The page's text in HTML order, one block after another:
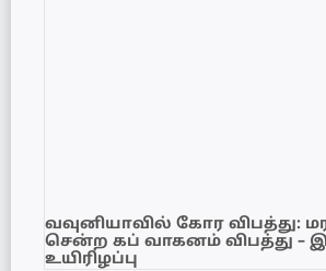
வவுனியாவில் கோர விபத்து:
சென்ற கப் வாகனம் விபத்து –
உயிரிழப்பு